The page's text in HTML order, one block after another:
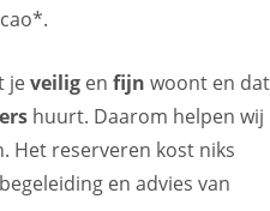
jeveilig en fijn woont en dat
huurt. Daarom helpen wij
Het reserveren kost niks
en advies van